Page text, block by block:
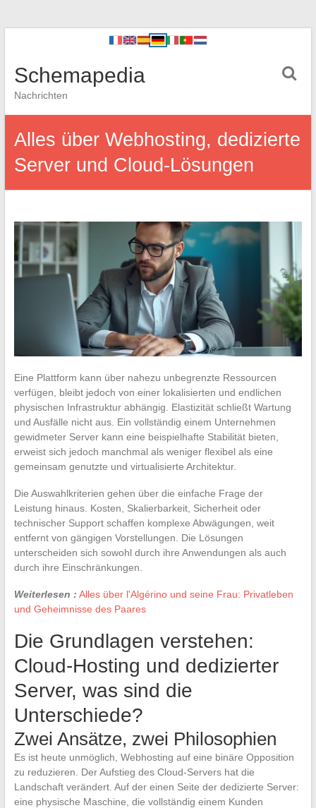
Schemapedia
Nachrichten
Alles über Webhosting, dedizierte
Server und Cloud-Lösungen
Eine Plattform kann über nahezu unbegrenzte Ressourcen
verfügen, bleibt jedoch von einer lokalisierten und endlichen
physischen Infrastruktur abhängig. Elastizität schließt Wartung
und Ausfälle nicht aus. Ein vollständig einem Unternehmen
gewidmeter Server kann eine beispielhafte Stabilität bieten,
erweist sich jedoch manchmal als weniger flexibel als eine
gemeinsam genutzte und virtualisierte Architektur.
Die Auswahlkriterien gehen über die einfache Frage der
Leistung hinaus. Kosten, Skalierbarkeit, Sicherheit oder
technischer Support schaffen komplexe Abwägungen, weit
entfernt von gängigen Vorstellungen. Die Lösungen
unterscheiden sich sowohl durch ihre Anwendungen als auch
durch ihre Einschränkungen.
Weiterlesen : Alles über l'Algérino und seine Frau: Privatleben
und Geheimnisse des Paares
Die Grundlagen verstehen:
Cloud-Hosting und dedizierter
Server, was sind die
Unterschiede?
Zwei Ansätze, zwei Philosophien
Es ist heute unmöglich, Webhosting auf eine binäre Opposition
zu reduzieren. Der Aufstieg des Cloud-Servers hat die
Landschaft verändert. Auf der einen Seite der dedizierte Server:
eine physische Maschine, die vollständig einem Kunden